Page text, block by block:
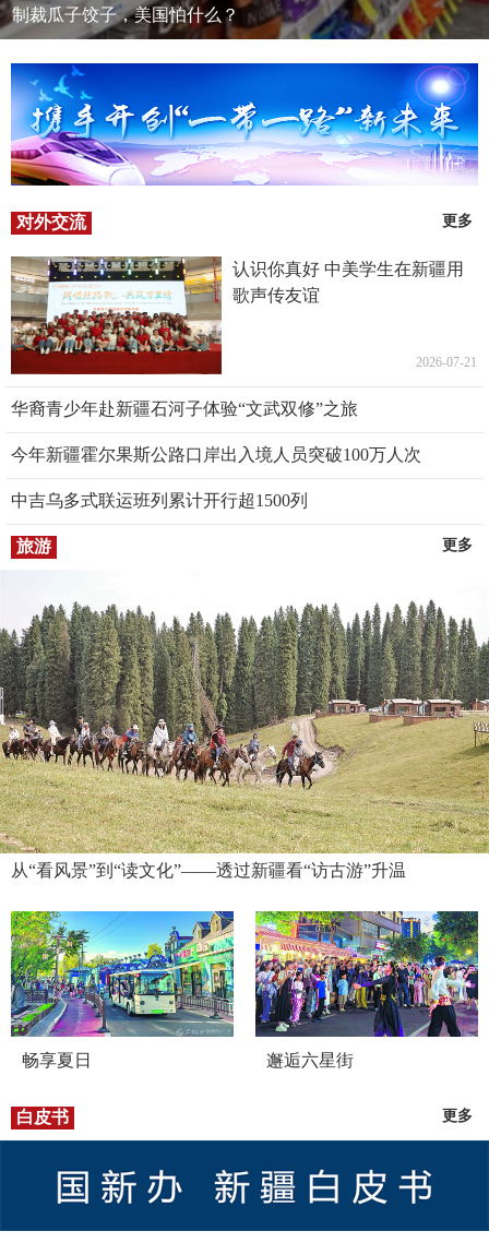
制裁瓜子饺子，美国怕什么？
对外交流 更多
认识你真好 中美学生在新疆用
歌声传友谊
2026-07-21
华裔青少年赴新疆石河子体验“文武双修”之旅
今年新疆霍尔果斯公路口岸出入境人员突破100万人次
中吉乌多式联运班列累计开行超1500列
旅游 更多
从“看风景”到“读文化”——透过新疆看“访古游”升温
畅享夏日 邂逅六星街
白皮书 更多